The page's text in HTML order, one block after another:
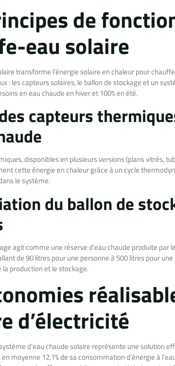
de
eau solaire
transforme l’énergie solaire en chaleur pour
: les capteurs solaires, le ballon de stockage et un
en eau chaude en hiver et 100% en été.
capteurs
disponibles en plusieurs versions (plans vitrés,
cette énergie en chaleur grâce à un cycle
le système.
du ballon de
agit comme une réserve d’eau chaude produite par
de 90 litres pour une personne à 500 litres pour
production et le stockage.
d’électricité
système d’eau chaude solaire représente une solution
moyenne 12,1% de sa consommation d’énergie à